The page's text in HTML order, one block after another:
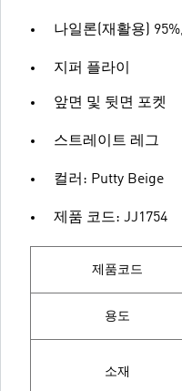
나일론(재활용)
지퍼 플라이
앞면 및 뒷면 포켓
스트레이트 레그
컬러: Putty Beige
제품 코드: JJ1754
제품코드
용도
소재